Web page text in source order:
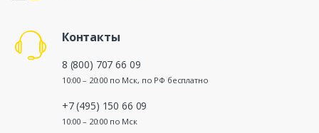
Контакты
8 (800) 707 66 09
10:00 – 20:00 по Мск, по РФ бесплатно
+7 (495) 150 66 09
10:00 – 20:00 по Мск